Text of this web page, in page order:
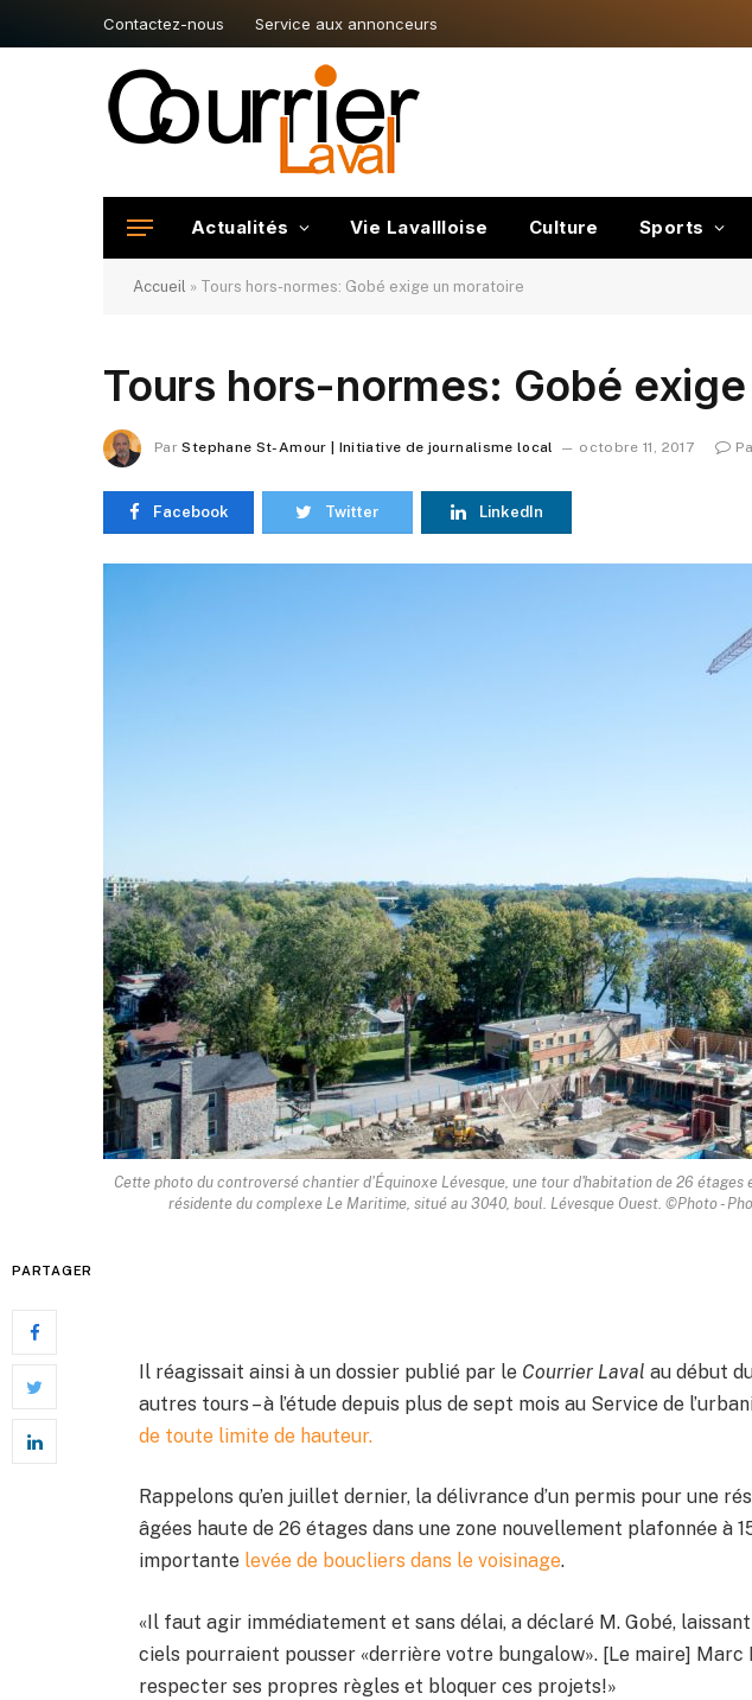
Contactez-nous Service aux annonceurs
Actualités Vie Lavallloise Culture Sports
Accueil » Tours hors-normes: Gobé exige un moratoire
Tours hors-normes: Gobé
Par Stephane St-Amour | Initiative de journalisme local octobre 11, 2017
Facebook Twitter LinkedIn
Cette photo du controversé chantier d'Équinoxe Lévesque, une tour d'habitation de 26 étages
résidente du complexe Le Maritime, situé au 3040, boul. Lévesque Ouest. ©Photo -
PARTAGER
Il réagissait ainsi à un dossier publié par le Courrier Laval au début
autres tours – à l’étude depuis plus de sept mois au Service de
de toute limite de hauteur.
Rappelons qu’en juillet dernier, la délivrance d’un permis pour une
âgées haute de 26 étages dans une zone nouvellement plafonnée à
importante levée de boucliers dans le voisinage.
«Il faut agir immédiatement et sans délai, a déclaré M. Gobé,
ciels pourraient pousser «derrière votre bungalow». [Le maire] Marc
respecter ses propres règles et bloquer ces projets!»